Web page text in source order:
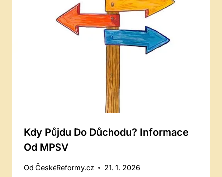
Kdy Půjdu Do Důchodu? Informace
Od MPSV
Od ČeskéReformy.cz 21. 1. 2026